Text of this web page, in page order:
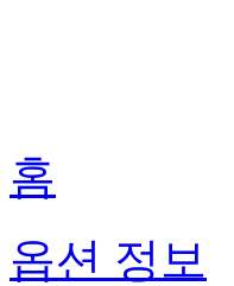
홈
옵션 정보